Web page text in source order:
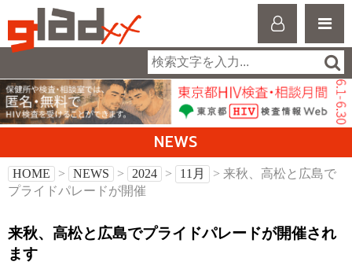
NEWS
HOME > NEWS > 2024 > 11月
> 来秋、高松と広島で
プライドパレードが開催
来秋、高松と広島でプライドパレードが開催され
ます